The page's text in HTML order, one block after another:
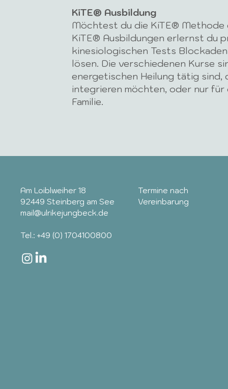
​KiTE® Ausbildung
Möchtest du die KiTE® Methode
KiTE® Ausbildungen erlernst du
kinesiologischen Tests
lösen. Die verschiedenen Kurse
energetischen Heilung tätig sind,
integrieren möchten, oder nur
Familie.
Am Loiblweiher 18
92449 Steinberg am See
mail@ulrikejungbeck.de
Tel.: +49 (0) 1704100800
Termine nach
Vereinbarung